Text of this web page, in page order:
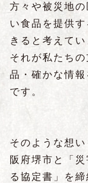
方々や被災地
い食品を提供
きると考えてい
それが私たち
品・確かな情
です。
そのような想
阪府堺市と「
る協定書」を締